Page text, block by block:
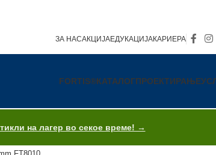
ЗА НАСАКЦИЈАЕДУКАЦИЈАКАРИЕРА
FORTIS®КАТАЛОГПРОЕКТИРАЊЕ
на лагер во секое време! →